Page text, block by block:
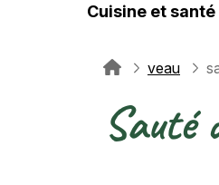
Cuisine et santé
Fil d'Ariane
veau
Sauté